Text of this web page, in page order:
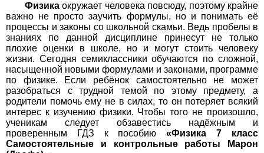
Физика окружает человека повсюду, поэтому крайне
важно не просто заучить формулы, но и понимать её
процессы и законы со школьной скамьи. Ведь пробелы в
знаниях по данной дисциплине принесут не только
плохие оценки в школе, но и могут стоить человеку
жизни. Сегодня семиклассники обучаются по сложной,
насыщенной новыми формулами и законами, программе
по физике. Если ребёнок самостоятельно не может
разобраться с трудной темой по этому предмету, а
родители помочь ему не в силах, то он потеряет всякий
интерес к изучению физики. Чтобы того не произошло,
ученикам следует обзавестись надёжным и
проверенным ГДЗ к пособию«Физика 7 класс
Самостоятельные и контрольные работы Марон